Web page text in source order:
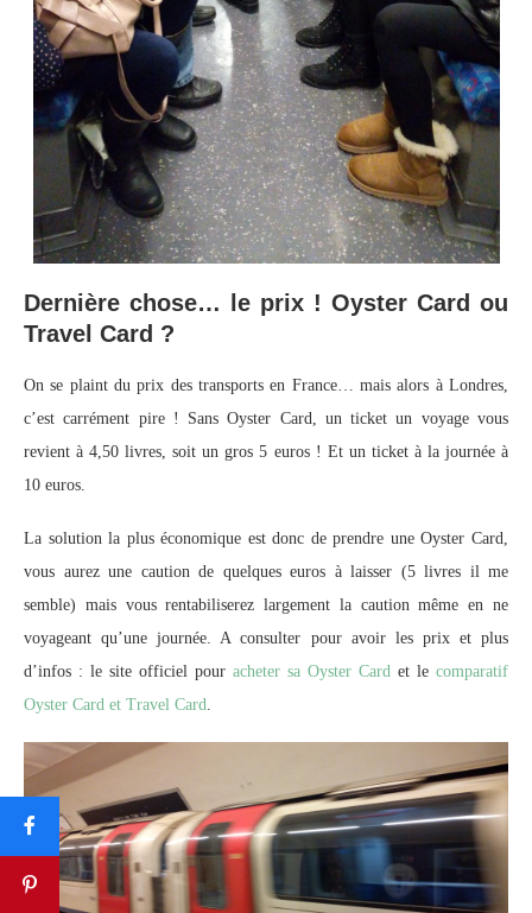
Dernière chose… le prix ! Oyster Card ou
Travel Card ?
On se plaint du prix des transports en France… mais alors à Londres,
c’est carrément pire ! Sans Oyster Card, un ticket un voyage vous
revient à 4,50 livres, soit un gros 5 euros ! Et un ticket à la journée à
10 euros.
La solution la plus économique est donc de prendre une Oyster Card,
vous aurez une caution de quelques euros à laisser (5 livres il me
semble) mais vous rentabiliserez largement la caution même en ne
voyageant qu’une journée. A consulter pour avoir les prix et plus
d’infos : le site officiel pour acheter sa Oyster Card et le comparatif
Oyster Card et Travel Card